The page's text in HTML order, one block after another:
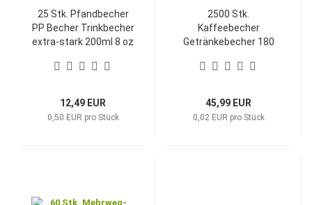
25 Stk. Pfandbecher
PP Becher Trinkbecher
extra-stark 200ml 8 oz
mehr
12,49 EUR
0,50 EUR pro Stück
2500 Stk.
Kaffeebecher
Getränkebecher 180
x 93 mm RP
45,99 EUR
0,02 EUR pro Stück